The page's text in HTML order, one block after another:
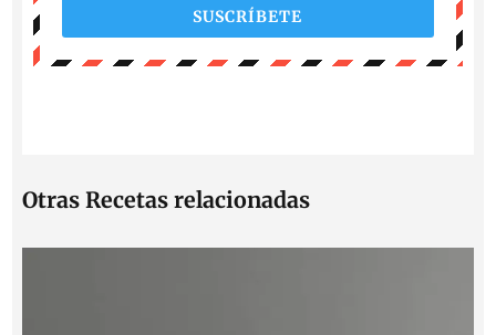
SUSCRÍBETE
Otras Recetas relacionadas